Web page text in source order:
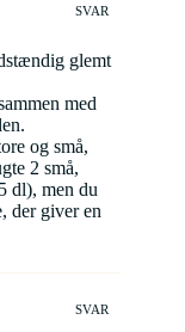
SVAR
glemt
med
og små,
2 små,
dl), men du
der giver en
SVAR